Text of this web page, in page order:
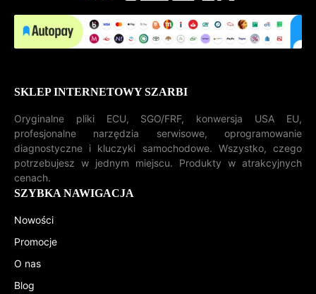
SKLEP INTERNETOWY SZARBI
Oryginalne pliki ECU, SGO/FRF, konwersja USA EU,
profesjonalne narzędzia serwisowe, oprogramowanie
diagnostyczne i kluczyki samochodowe. Wszystko, czego
potrzebujesz w jednym miejscu. Produkty w atrakcyjnych
cenach.
SZYBKA NAWIGACJA
Nowości
Promocje
O nas
Blog